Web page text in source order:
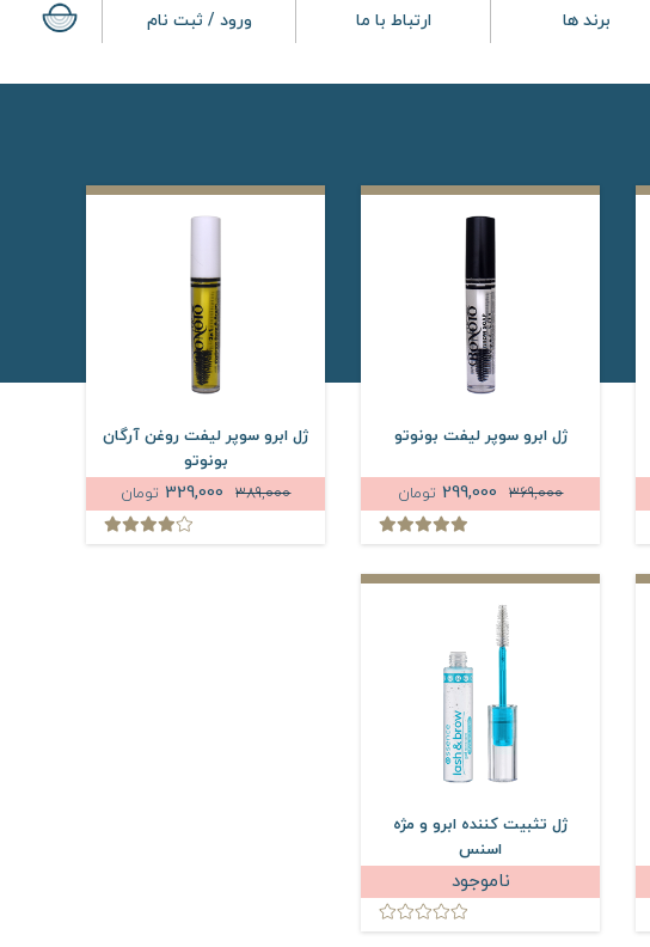
برند ها ارتباط با ما ورود / ثبت نام
ژل ابرو سوپر لیفت بونوتو
369,000 تومان
ژل ابرو سوپر لیفت روغن آرگان
بونوتو
389,000
تومان
ژل تثبیت کننده ابرو و مژه
اسنس
ناموجود